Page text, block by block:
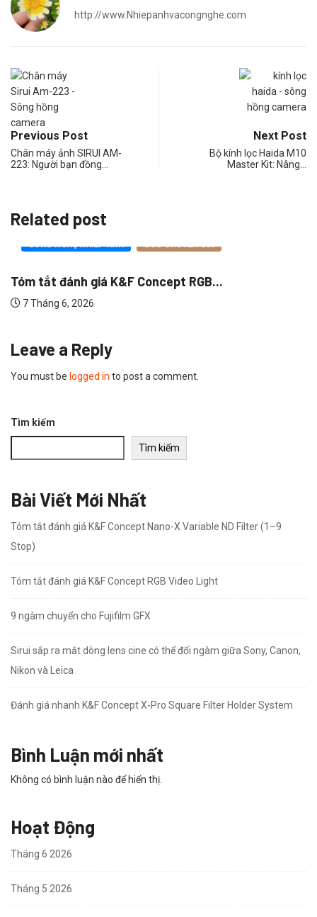
http://www.Nhiepanhvacongnghe.com
Previous Post
Chân máy ảnh SIRUI AM-
223: Người bạn đồng…
Next Post
Bộ kính lọc Haida M10
Master Kit: Nâng…
Related post
GÓC CHUYÊN GIA
Concept RGB...
CÔNG NGHỆ NHIẾP ẢNH
9 ngàm chuyển cho
Leave a Reply
You must be logged in to post a comment.
Tìm kiếm
Tìm kiếm
Bài Viết Mới Nhất
Tóm tắt đánh giá K&F Concept Nano-X Variable ND Filter (1–9
Stop)
Tóm tắt đánh giá K&F Concept RGB Video Light
9 ngàm chuyển cho Fujifilm GFX
Sirui sắp ra mắt dòng lens cine có thể đổi ngàm giữa Sony, Canon,
Nikon và Leica
Đánh giá nhanh K&F Concept X-Pro Square Filter Holder System
Bình Luận mới nhất
Không có bình luận nào để hiển thị.
Hoạt Động
Tháng 6 2026
Tháng 5 2026